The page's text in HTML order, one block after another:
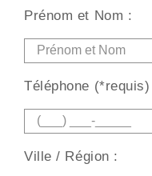
Prénom et Nom :
Téléphone (*requis)
Ville / Région :